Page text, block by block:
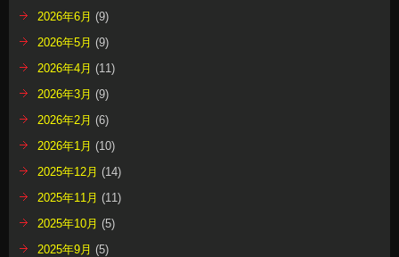
2026年6月 (9)
2026年5月 (9)
2026年4月 (11)
2026年3月 (9)
2026年2月 (6)
2026年1月 (10)
2025年12月 (14)
2025年11月 (11)
2025年10月 (5)
2025年9月 (5)